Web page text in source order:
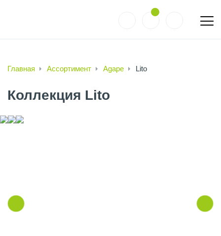
Главная Ассортимент Agape Lito
Коллекция Lito